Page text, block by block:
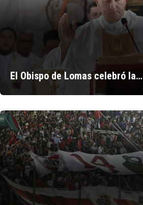
El Obispo de Lomas celebró la…